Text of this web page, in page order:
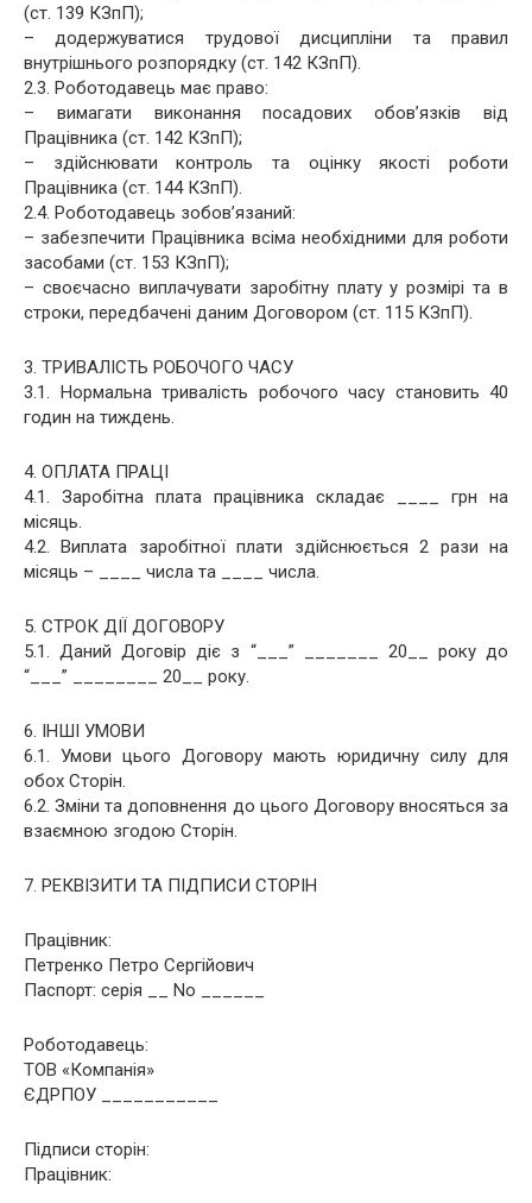
(ст. 139 КЗпП);
– додержуватися трудової дисципліни та правил
внутрішнього розпорядку (ст. 142 КЗпП).
2.3. Роботодавець має право:
– вимагати виконання посадових обов’язків від
Працівника (ст. 142 КЗпП);
– здійснювати контроль та оцінку якості роботи
Працівника (ст. 144 КЗпП).
2.4. Роботодавець зобов’язаний:
– забезпечити Працівника всіма необхідними для роботи
засобами (ст. 153 КЗпП);
– своєчасно виплачувати заробітну плату у розмірі та в
строки, передбачені даним Договором (ст. 115 КЗпП).
3. ТРИВАЛІСТЬ РОБОЧОГО ЧАСУ
3.1. Нормальна тривалість робочого часу становить 40
годин на тиждень.
4. ОПЛАТА ПРАЦІ
4.1. Заробітна плата працівника складає ____ грн на
місяць.
4.2. Виплата заробітної плати здійснюється 2 рази на
місяць – ____ числа та ____ числа.
5. СТРОК ДІЇ ДОГОВОРУ
5.1. Даний Договір діє з “___” _______ 20__ року до
“___” ________ 20__ року.
6. ІНШІ УМОВИ
6.1. Умови цього Договору мають юридичну силу для
обох Сторін.
6.2. Зміни та доповнення до цього Договору вносяться за
взаємною згодою Сторін.
7. РЕКВІЗИТИ ТА ПІДПИСИ СТОРІН
Працівник:
Петренко Петро Сергійович
Паспорт: серія __ No ______
Роботодавець:
ТОВ «Компанія»
ЄДРПОУ ___________
Підписи сторін:
Працівник: